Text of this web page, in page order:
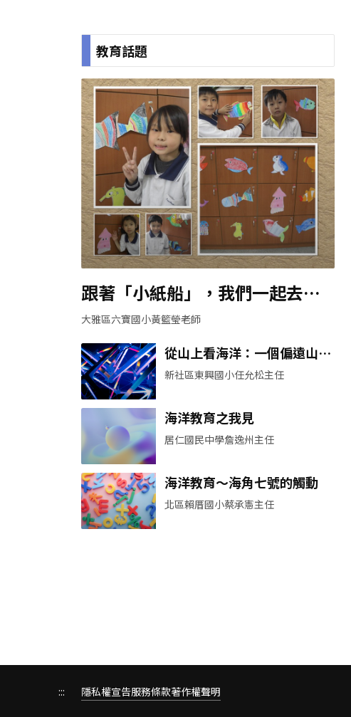
教育話題
跟著「小紙船」，我們一起去
「看海」！
大雅區六寶國小黃籃瑩老師
從山上看海洋：一個偏遠山區
的國小對海洋教育的省思
新社區東興國小任允松主任
海洋教育之我見
居仁國民中學詹逸州主任
海洋教育～海角七號的觸動
北區賴厝國小蔡承憲主任
::: 隱私權宣告服務條款著作權聲明